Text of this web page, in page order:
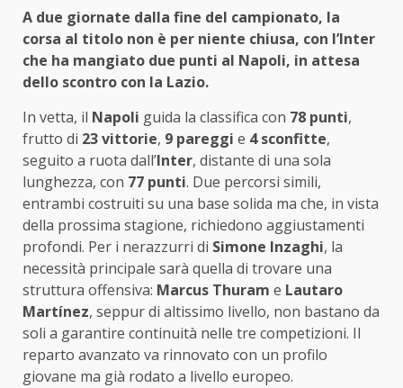
A due giornate dalla fine del campionato, la
corsa al titolo non è per niente chiusa, con l’Inter
che ha mangiato due punti al Napoli, in attesa
dello scontro con la Lazio.
In vetta, il Napoli guida la classifica con 78 punti,
frutto di 23 vittorie, 9 pareggi e 4 sconfitte,
seguito a ruota dall’Inter, distante di una sola
lunghezza, con 77 punti. Due percorsi simili,
entrambi costruiti su una base solida ma che, in vista
della prossima stagione, richiedono aggiustamenti
profondi. Per i nerazzurri di Simone Inzaghi, la
necessità principale sarà quella di trovare una
struttura offensiva: Marcus Thuram e Lautaro
Martínez, seppur di altissimo livello, non bastano da
soli a garantire continuità nelle tre competizioni. Il
reparto avanzato va rinnovato con un profilo
giovane ma già rodato a livello europeo.